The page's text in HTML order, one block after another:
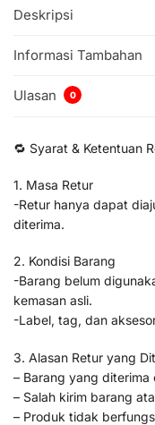
Deskripsi
Informasi Tambahan
Ulasan 0
🔁 Syarat & Ketentuan
1. Masa Retur
-Retur hanya dapat
diterima.
2. Kondisi Barang
-Barang belum
kemasan asli.
-Label, tag, dan
3. Alasan Retur yang
– Barang yang
– Salah kirim barang
– Produk tidak